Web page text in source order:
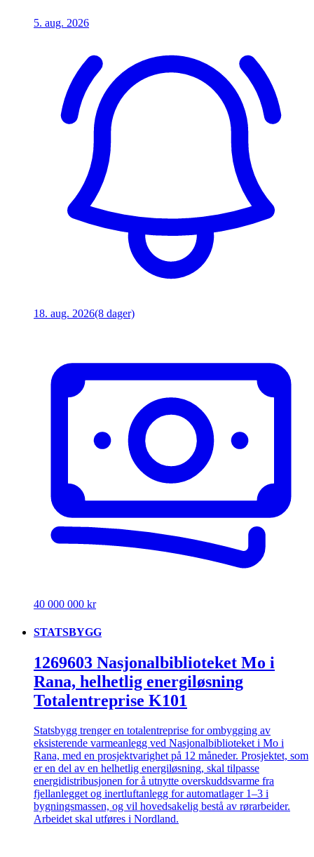
5. aug. 2026
18. aug. 2026(8 dager)
40 000 000 kr
STATSBYGG
1269603 Nasjonalbiblioteket Mo i
Rana, helhetlig energiløsning
Totalentreprise K101
Statsbygg trenger en totalentreprise for ombygging av
eksisterende varmeanlegg ved Nasjonalbiblioteket i Mo i
Rana, med en prosjektvarighet på 12 måneder. Prosjektet, som
er en del av en helhetlig energiløsning, skal tilpasse
energidistribusjonen for å utnytte overskuddsvarme fra
fjellanlegget og inertluftanlegg for automatlager 1–3 i
bygningsmassen, og vil hovedsakelig bestå av rørarbeider.
Arbeidet skal utføres i Nordland.